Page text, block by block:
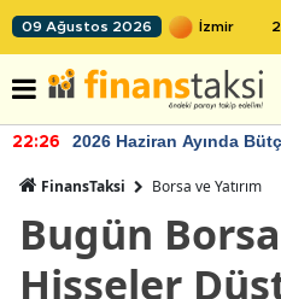
09 Ağustos 2026
22:26 2026 Haziran Ayında
FinansTaksi Borsa ve Yatırım
Bugün
Hisseler